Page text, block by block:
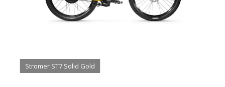
Stromer ST7 Solid Gold